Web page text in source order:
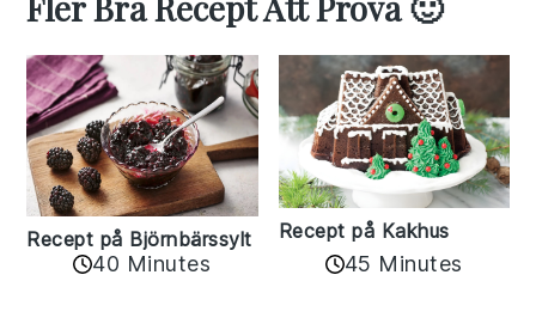
Recept på Björnbärssylt
40 Minutes
Recept på Kakhus
45 Minutes